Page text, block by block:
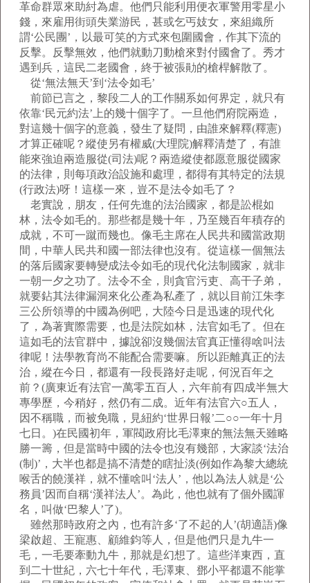
革命群眾來助紂為虐。他們只能利用便衣軍警用零星小
錢，來雇用街頭失業游民，甚或乞丐妓女，來組織所
謂‘公民團’，以最可笑的方式來包圍國會，作其下流的
反擊。反擊無效，他們就動刀動槍來對付國會了。秀才
遇到兵，這民二老國會，終于被張勛的槍桿解散了。
從‘無法無天’到‘法令如毛’
前節已言之，黎段二人的工作關系如何界定，就只有
依靠‘民元約法’上的幾十個字了。一旦他們府院兩造，
對這幾十個字的意義，發生了疑問，由誰來解釋(釋憲)
才算正確呢？縱使另有權威(大理院)解釋清楚了，有誰
能來強迫兩造服從(司法)呢？兩造縱使都愿意服從國家
的法律，則每項政治設施和處理，都得有其特定的法規
(行政法)呀！這樣一來，豈不是法令如毛了？
老實說，朋友，任何先進的法治國家，都是訟棍如
林，法令如毛的。那些都是幾十年，乃至幾百年積存的
成就，不可一蹴而幾也。像毛主席在人民共和國當政期
間，中華人民共和國一部法律也沒有。從這樣一個無法
的落后國家要轉變成法令如毛的現代化法制國家，就非
一朝一夕之功了。法令不全，則貪官污吏、高干子弟，
就要鉆其法律漏洞來化公產為私產了，就以目前江朱李
三公所領導的中國為例吧，大陸今日是迅速的現代化
了，為著實際需要，也是法院如林，法官如毛了。但在
這如毛的法官群中，據說卻沒幾個法官真正懂得啥叫法
律呢！法學教育尚不能配合需要嘛。所以距離真正的法
治，縱在今日，都還有一段長路好走呢，何況百年之
前？(廣東近有法官一萬零五百人，六年前有四成半無大
專學歷，今稍好，然仍有二成。近年有法官六○五人，
因不稱職，而被免職，見紐約‘世界日報’二○○一年十月
七日。)在民國初年，軍閥政府比毛澤東的無法無天雖略
勝一籌，但是當時中國的法令也沒有幾部，大家談‘法治
(制)’，大半也都是搞不清楚的瞎扯淡(例如作為黎大總統
喉舌的饒漢祥，就不懂啥叫‘法人’，他以為法人就是‘公
務員’因而自稱‘漢祥法人’。為此，他也就有了個外國諢
名，叫做‘巴黎人’了)。
雖然那時政府之內，也有許多‘了不起的人’(胡適語)像
梁啟超、王寵惠、顧維鈞等人，但是他們只是九牛一
毛，一毛要牽動九牛，那就是幻想了。這些洋東西，直
到二十世紀，六七十年代，毛澤東、鄧小平都還不能掌